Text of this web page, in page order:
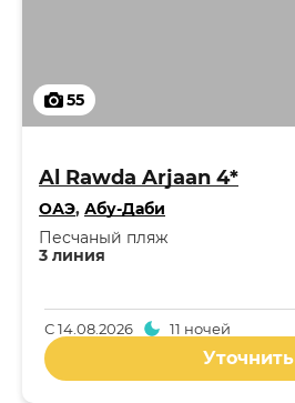
55
Al Rawda Arjaan 4*
ОАЭ, Абу-Даби
3 линия
Песчаный пляж
С14.08.2026 11 ночей
Уточнить